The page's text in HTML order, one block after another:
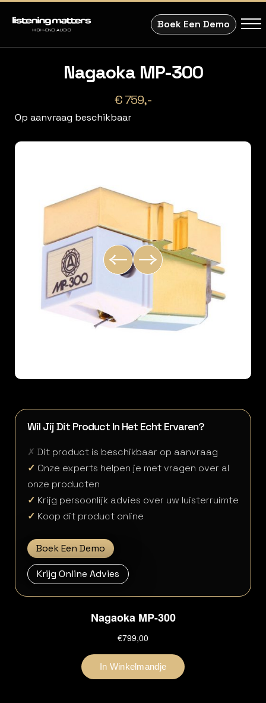
Boek Een Demo
Nagaoka MP-300
€ 759,-
Op aanvraag beschikbaar
Wil Jij Dit Product In Het Echt Ervaren?
✗ Dit product is beschikbaar op aanvraag
✓ Onze experts helpen je met vragen over al
onze producten
✓ Krijg persoonlijk advies over uw luisterruimte
✓ Koop dit product online
Boek Een Demo
Krijg Online Advies